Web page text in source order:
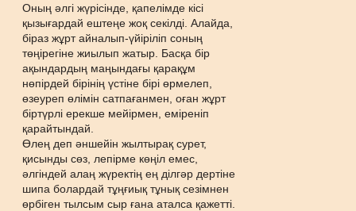
Оның əлгі жүрісінде, қапелімде кісі
қызығардай ештеңе жоқ секілді. Алайда,
біраз жұрт айналып-үйіріліп соның
төңірегіне жиылып жатыр. Басқа бір
ақындардың маңындағы қарақұм
нөпірдей бірінің үстіне бірі өрмелеп,
өзеуреп өлімін сатпағанмен, оған жұрт
біртүрлі ерекше мейірмен, еміреніп
қарайтындай.
Өлең деп əншейін жылтырақ сурет,
қисынды сөз, лепірме көңіл емес,
əлгіндей алаң жүректің ең ділгəр дертіне
шипа болардай тұңғиық тұнық сезімнен
өрбіген тылсым сыр ғана аталса қажетті.